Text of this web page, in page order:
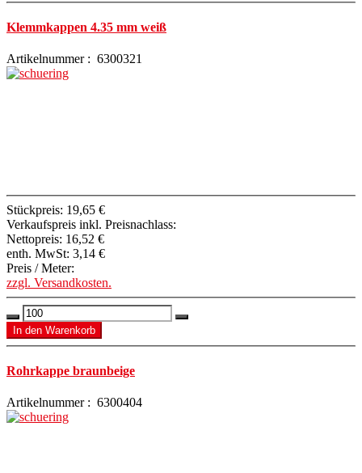
Klemmkappen 4.35 mm weiß
Artikelnummer : 6300321
Stückpreis: 19,65 €
Verkaufspreis inkl. Preisnachlass:
Nettopreis: 16,52 €
enth. MwSt: 3,14 €
Preis / Meter:
zzgl. Versandkosten.
Rohrkappe braunbeige
Artikelnummer : 6300404